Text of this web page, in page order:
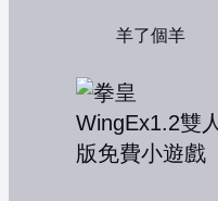
羊了個羊